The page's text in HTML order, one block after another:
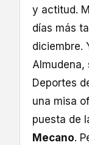
y actitud.
días más
diciembre.
Almudena,
Deportes
una misa
puesta de
Mecano.